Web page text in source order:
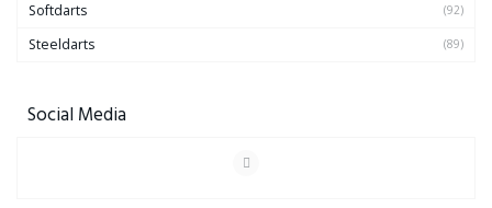
Softdarts (92)
Steeldarts (89)
Social Media